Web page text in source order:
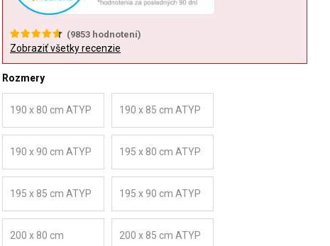
(9853 hodnotení)
Zobraziť všetky recenzie
Rozmery
190 x 80 cm ATYP 190 x 85 cm ATYP
190 x 90 cm ATYP 195 x 80 cm ATYP
195 x 85 cm ATYP 195 x 90 cm ATYP
200 x 80 cm 200 x 85 cm ATYP